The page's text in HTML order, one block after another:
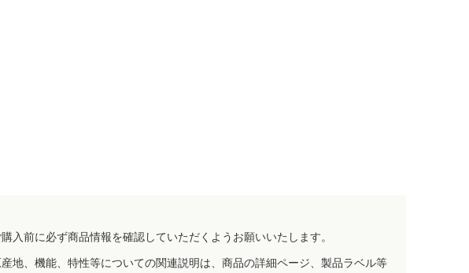
前に必ず商品情報を確認していただくようお願いいたします。
地、機能、特性等についての関連説明は、商品の詳細ページ、製品ラベル等